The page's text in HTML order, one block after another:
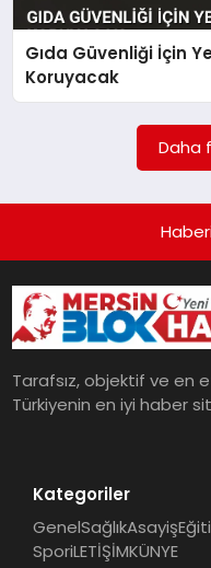
SANAT
POLITIKA
ILETİŞİM
Gıda Güvenliği İçin
Koruyacak
Daha
Tarafsız, objektif ve en
Türkiyenin en iyi haber
Kategoriler
GenelSağlıkAsayiş
SporiLETİŞİMKÜNYE